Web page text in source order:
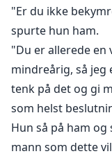
"Er du ikke
spurte hun ham.
"Du er allerede en
mindreårig, så jeg
tenk på det og gi
som helst
Hun så på ham og
mann som dette